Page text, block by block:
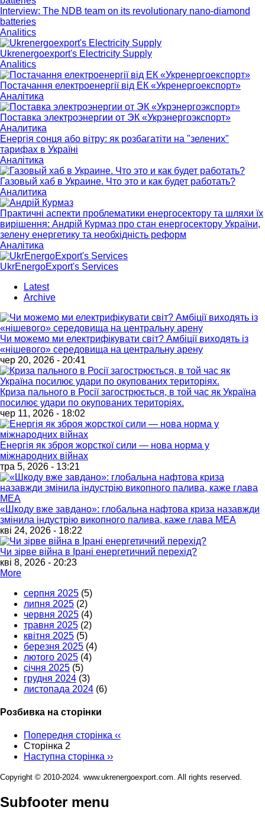
Interview: The NDB team on its revolutionary nano-diamond
batteries
Analitics
Ukrenergoexport's Electricity Supply
Analitics
Постачання електроенергії від ЕК «Укренергоекспорт»
Аналітика
Поставка электроэнергии от ЭК «Укрэнергоэкспорт»
Аналитика
Енергія сонця або вітру: як розбагатіти на "зелених"
тарифах в Україні
Аналітика
Газовый хаб в Украине. Что это и как будет работать?
Аналитика
Практичні аспекти проблематики енергосектору та шляхи їх
вирішення: Андрій Курмаз про стан енергосектору України,
зелену енергетику та необхідність реформ
Аналітика
UkrEnergoExport's Services
Latest
Archive
Чи можемо ми електрифікувати світ? Амбіції виходять із
«нішевого» середовища на центральну арену
чер 20, 2026 - 20:41
Криза пального в Росії загострюється, в той час як Україна
посилює удари по окупованих територіях.
чер 11, 2026 - 18:02
Енергія як зброя жорсткої сили — нова норма у
міжнародних війнах
тра 5, 2026 - 13:21
«Шкоду вже завдано»: глобальна нафтова криза назавжди
змінила індустрію викопного палива, каже глава МЕА
кві 24, 2026 - 18:22
Чи зірве війна в Ірані енергетичний перехід?
кві 8, 2026 - 20:23
More
серпня 2025 (5)
липня 2025 (2)
червня 2025 (4)
травня 2025 (2)
квітня 2025 (5)
березня 2025 (4)
лютого 2025 (4)
січня 2025 (5)
грудня 2024 (3)
листопада 2024 (6)
Розбивка на сторінки
Попередня сторінка ‹‹
Сторінка 2
Наступна сторінка ››
Copyright © 2010-2024. www.ukrenergoexport.com. All rights reserved.
Subfooter menu